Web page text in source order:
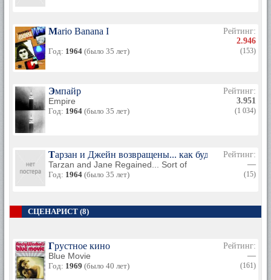
Mario Banana I
Год: 1964 (было 35 лет)
Рейтинг:
2.946
(153)
Эмпайр
Empire
Год: 1964 (было 35 лет)
Рейтинг:
3.951
(1 034)
Тарзан и Джейн возвращены... как будто
Tarzan and Jane Regained... Sort of
Год: 1964 (было 35 лет)
Рейтинг:
—
(15)
СЦЕНАРИСТ (8)
Грустное кино
Blue Movie
Год: 1969 (было 40 лет)
Рейтинг:
—
(161)